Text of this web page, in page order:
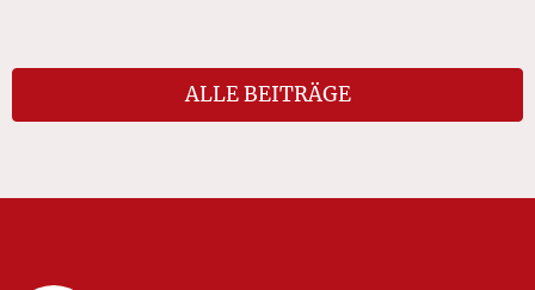
ALLE BEITRÄGE